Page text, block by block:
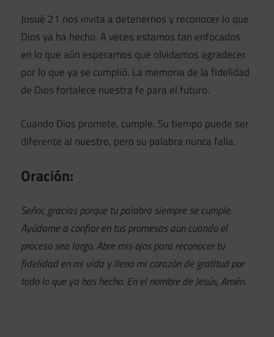
Josué 21 nos invita a detenernos y reconocer lo que
Dios ya ha hecho. A veces estamos tan enfocados
en lo que aún esperamos que olvidamos agradecer
por lo que ya se cumplió. La memoria de la fidelidad
de Dios fortalece nuestra fe para el futuro.
Cuando Dios promete, cumple. Su tiempo puede ser
diferente al nuestro, pero su palabra nunca falla.
Oración:
Señor, gracias porque tu palabra siempre se cumple.
Ayúdame a confiar en tus promesas aun cuando el
proceso sea largo. Abre mis ojos para reconocer tu
fidelidad en mi vida y llena mi corazón de gratitud por
todo lo que ya has hecho. En el nombre de Jesús, Amén.